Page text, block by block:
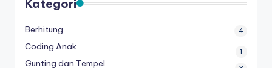
Kategori
Berhitung 4
Coding Anak 1
Gunting dan Tempel